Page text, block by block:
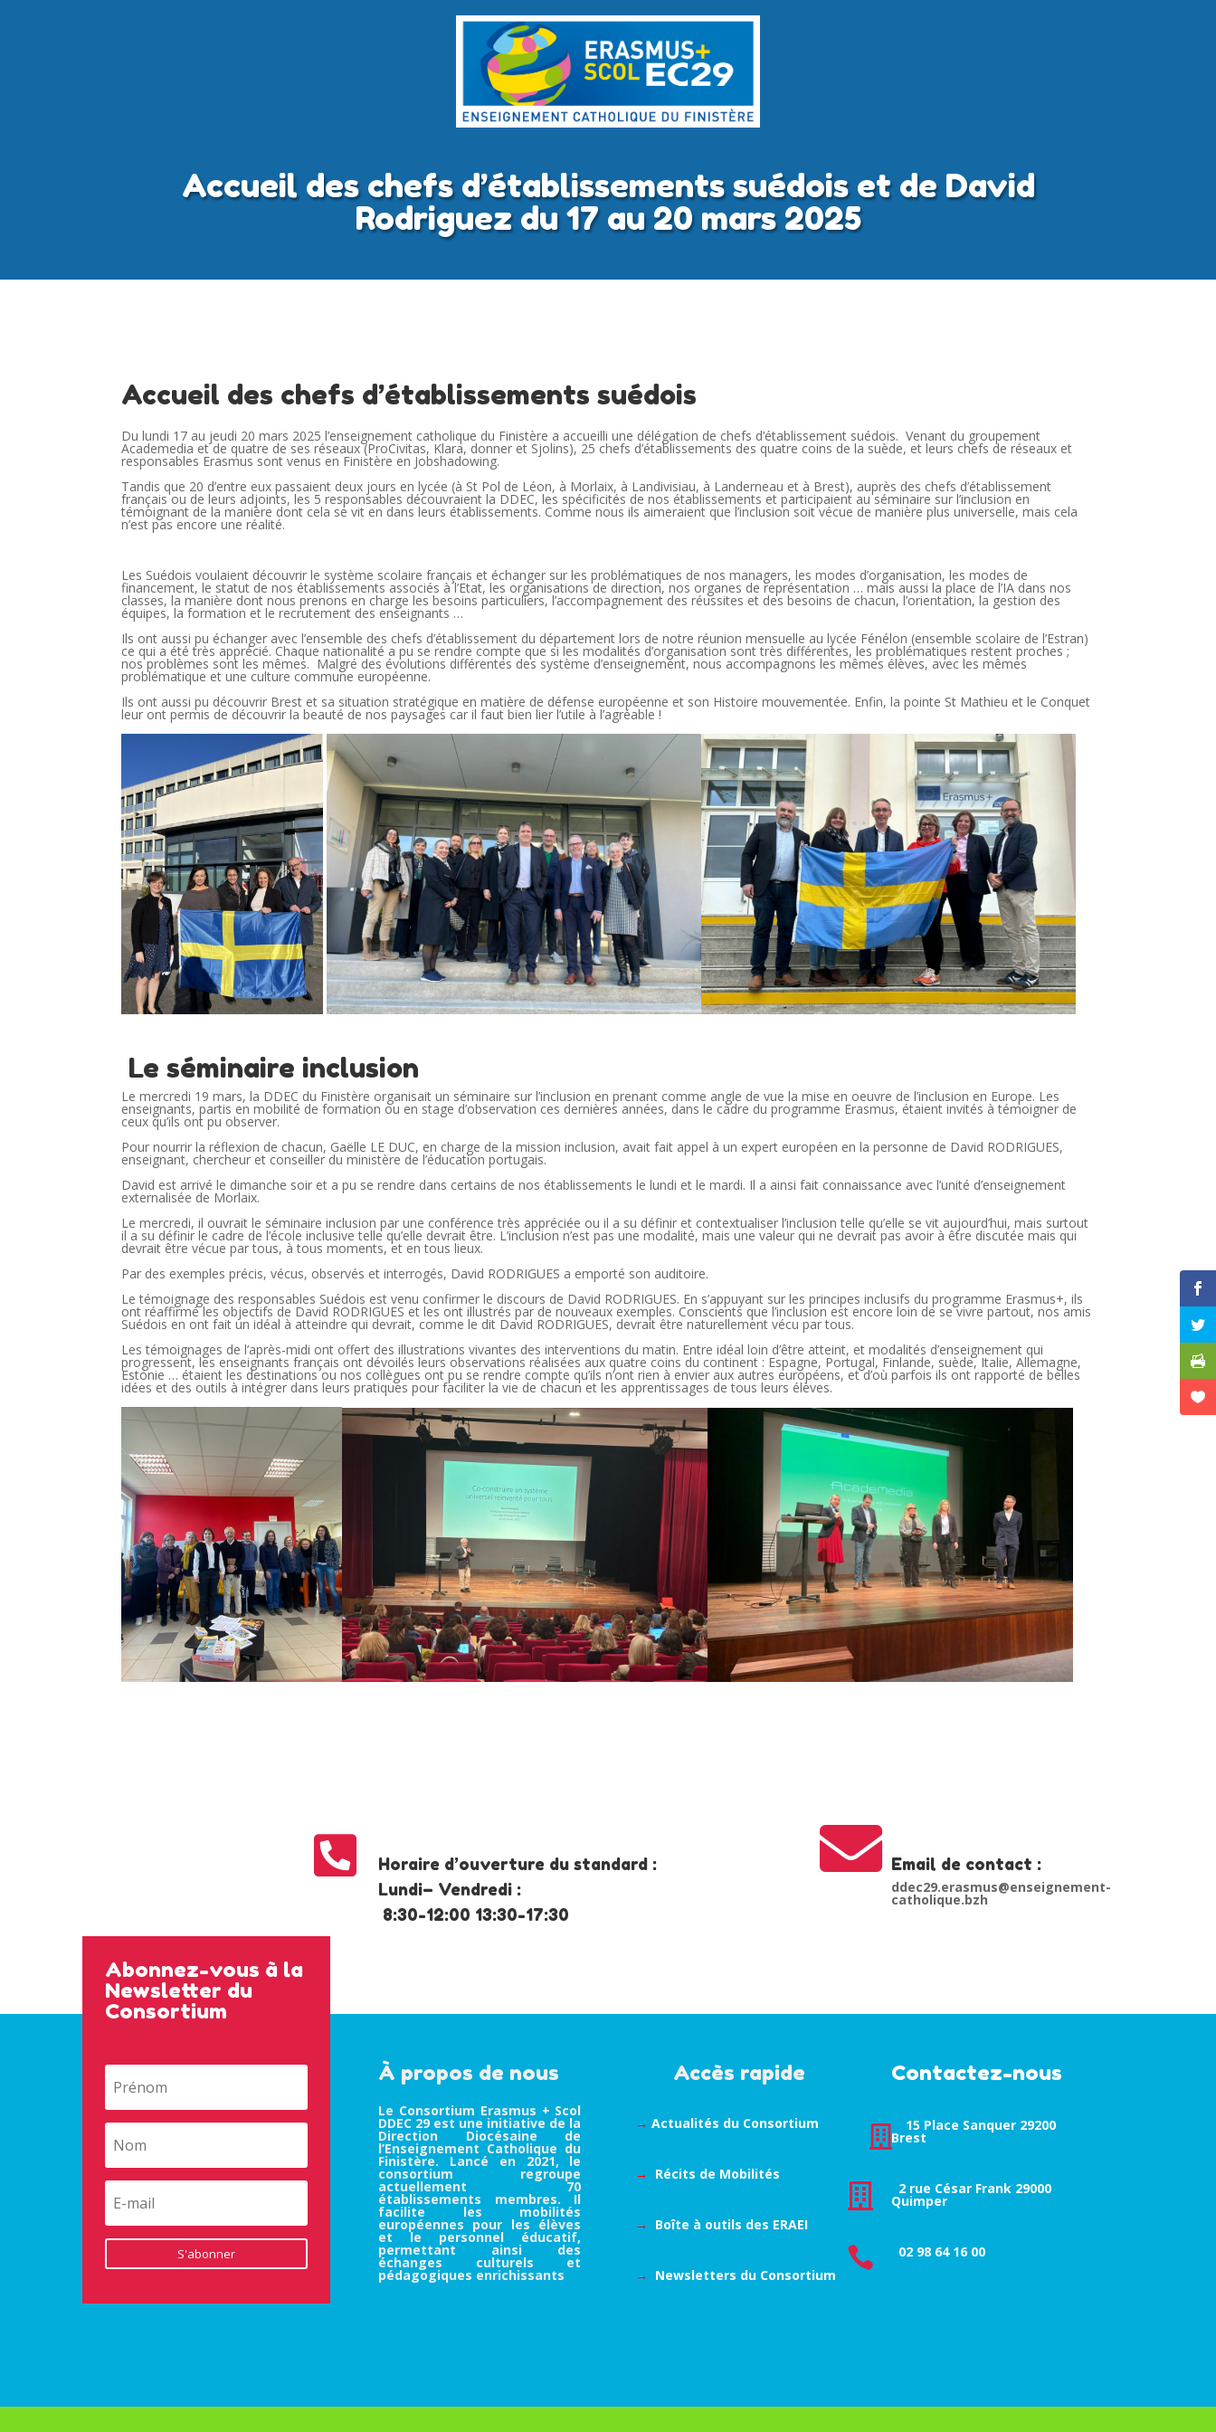
Accueil des chefs d’établissements suédois et de David
Rodriguez du 17 au 20 mars 2025
Accueil des chefs d’établissements suédois
Du lundi 17 au jeudi 20 mars 2025 l’enseignement catholique du Finistère a accueilli une délégation de chefs d’établissement suédois. Venant du groupement
Academedia et de quatre de ses réseaux (ProCivitas, Klara, donner et Sjolins), 25 chefs d’établissements des quatre coins de la suède, et leurs chefs de réseaux et
responsables Erasmus sont venus en Finistère en Jobshadowing.
Tandis que 20 d’entre eux passaient deux jours en lycée (à St Pol de Léon, à Morlaix, à Landivisiau, à Landerneau et à Brest), auprès des chefs d’établissement
français ou de leurs adjoints, les 5 responsables découvraient la DDEC, les spécificités de nos établissements et participaient au séminaire sur l’inclusion en
témoignant de la manière dont cela se vit en dans leurs établissements. Comme nous ils aimeraient que l’inclusion soit vécue de manière plus universelle, mais cela
n’est pas encore une réalité.
Les Suédois voulaient découvrir le système scolaire français et échanger sur les problématiques de nos managers, les modes d’organisation, les modes de
financement, le statut de nos établissements associés à l’Etat, les organisations de direction, nos organes de représentation … mais aussi la place de l’IA dans nos
classes, la manière dont nous prenons en charge les besoins particuliers, l’accompagnement des réussites et des besoins de chacun, l’orientation, la gestion des
équipes, la formation et le recrutement des enseignants …
Ils ont aussi pu échanger avec l’ensemble des chefs d’établissement du département lors de notre réunion mensuelle au lycée Fénélon (ensemble scolaire de l’Estran)
ce qui a été très apprécié. Chaque nationalité a pu se rendre compte que si les modalités d’organisation sont très différentes, les problématiques restent proches ;
nos problèmes sont les mêmes. Malgré des évolutions différentes des système d’enseignement, nous accompagnons les mêmes élèves, avec les mêmes
problématique et une culture commune européenne.
Ils ont aussi pu découvrir Brest et sa situation stratégique en matière de défense européenne et son Histoire mouvementée. Enfin, la pointe St Mathieu et le Conquet
leur ont permis de découvrir la beauté de nos paysages car il faut bien lier l’utile à l’agréable !
Le séminaire inclusion
Le mercredi 19 mars, la DDEC du Finistère organisait un séminaire sur l’inclusion en prenant comme angle de vue la mise en oeuvre de l’inclusion en Europe. Les
enseignants, partis en mobilité de formation ou en stage d’observation ces dernières années, dans le cadre du programme Erasmus, étaient invités à témoigner de
ceux qu’ils ont pu observer.
Pour nourrir la réflexion de chacun, Gaëlle LE DUC, en charge de la mission inclusion, avait fait appel à un expert européen en la personne de David RODRIGUES,
enseignant, chercheur et conseiller du ministère de l’éducation portugais.
David est arrivé le dimanche soir et a pu se rendre dans certains de nos établissements le lundi et le mardi. Il a ainsi fait connaissance avec l’unité d’enseignement
externalisée de Morlaix.
Le mercredi, il ouvrait le séminaire inclusion par une conférence très appréciée ou il a su définir et contextualiser l’inclusion telle qu’elle se vit aujourd’hui, mais surtout
il a su définir le cadre de l’école inclusive telle qu’elle devrait être. L’inclusion n’est pas une modalité, mais une valeur qui ne devrait pas avoir à être discutée mais qui
devrait être vécue par tous, à tous moments, et en tous lieux.
Par des exemples précis, vécus, observés et interrogés, David RODRIGUES a emporté son auditoire.
Le témoignage des responsables Suédois est venu confirmer le discours de David RODRIGUES. En s’appuyant sur les principes inclusifs du programme Erasmus+, ils
ont réaffirmé les objectifs de David RODRIGUES et les ont illustrés par de nouveaux exemples. Conscients que l’inclusion est encore loin de se vivre partout, nos amis
Suédois en ont fait un idéal à atteindre qui devrait, comme le dit David RODRIGUES, devrait être naturellement vécu par tous.
Les témoignages de l’après-midi ont offert des illustrations vivantes des interventions du matin. Entre idéal loin d’être atteint, et modalités d’enseignement qui
progressent, les enseignants français ont dévoilés leurs observations réalisées aux quatre coins du continent : Espagne, Portugal, Finlande, suède, Italie, Allemagne,
Estonie … étaient les destinations ou nos collègues ont pu se rendre compte qu’ils n’ont rien à envier aux autres européens, et d’où parfois ils ont rapporté de belles
idées et des outils à intégrer dans leurs pratiques pour faciliter la vie de chacun et les apprentissages de tous leurs élèves.

Horaire d’ouverture du standard :
Lundi– Vendredi :
8:30-12:00 13:30-17:30
 Email de contact :
ddec29.erasmus@enseignement-
catholique.bzh
Abonnez-vous à la
Newsletter du
Consortium
S'abonner
À propos de nous
Le Consortium Erasmus + Scol
DDEC 29 est une initiative de la
Direction Diocésaine de
l’Enseignement Catholique du
Finistère. Lancé en 2021, le
consortium regroupe
actuellement 70
établissements membres. Il
facilite les mobilités
européennes pour les élèves
et le personnel éducatif,
permettant ainsi des
échanges culturels et
pédagogiques enrichissants
Accès rapide
→ Actualités du Consortium
→ Récits de Mobilités
→ Boîte à outils des ERAEI
→ Newsletters du Consortium
Contactez-nous
15 Place Sanquer 29200
Brest
2 rue César Frank 29000
Quimper
02 98 64 16 00


